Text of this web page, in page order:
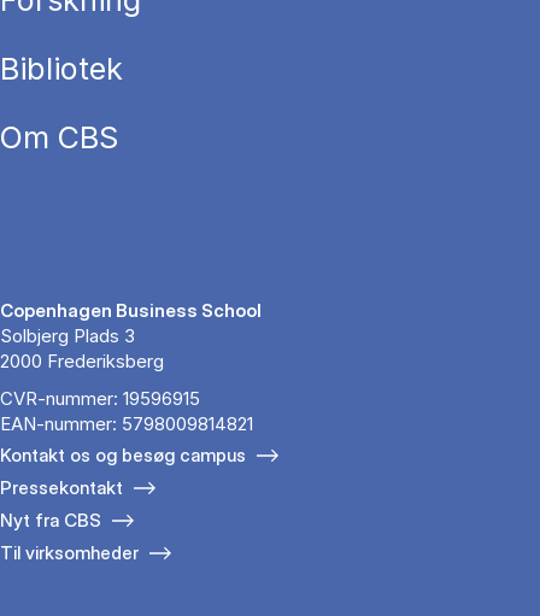
Bibliotek
Om CBS
Copenhagen Business School
Solbjerg Plads 3
2000 Frederiksberg
CVR-nummer: 19596915
EAN-nummer: 5798009814821
Kontakt os og besøg campus
Pressekontakt
Nyt fra CBS
Til virksomheder